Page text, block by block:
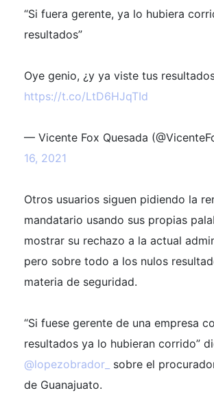
“Si fuera gerente, ya lo hubiera
resultados”
Oye genio, ¿y ya viste tus
https://t.co/LtD6HJqTId
— Vicente Fox Quesada
16, 2021
Otros usuarios siguen pidiendo la
mandatario usando sus propias
mostrar su rechazo a la actual
pero sobre todo a los nulos
materia de seguridad.
“Si fuese gerente de una empresa
resultados ya lo hubieran corrido”
@lopezobrador_
sobre el
de Guanajuato.